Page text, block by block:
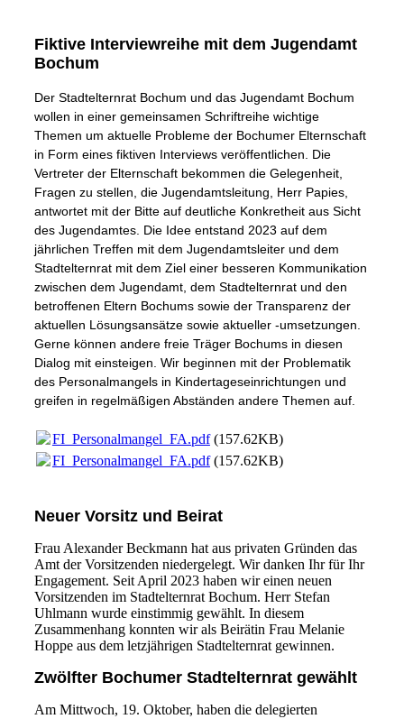
Fiktive Interviewreihe mit dem Jugendamt
Bochum
Der Stadtelternrat Bochum und das Jugendamt Bochum
wollen in einer gemeinsamen Schriftreihe wichtige
Themen um aktuelle Probleme der Bochumer Elternschaft
in Form eines fiktiven Interviews veröffentlichen. Die
Vertreter der Elternschaft bekommen die Gelegenheit,
Fragen zu stellen, die Jugendamtsleitung, Herr Papies,
antwortet mit der Bitte auf deutliche Konkretheit aus Sicht
des Jugendamtes. Die Idee entstand 2023 auf dem
jährlichen Treffen mit dem Jugendamtsleiter und dem
Stadtelternrat mit dem Ziel einer besseren Kommunikation
zwischen dem Jugendamt, dem Stadtelternrat und den
betroffenen Eltern Bochums sowie der Transparenz der
aktuellen Lösungsansätze sowie aktueller -umsetzungen.
Gerne können andere freie Träger Bochums in diesen
Dialog mit einsteigen. Wir beginnen mit der Problematik
des Personalmangels in Kindertageseinrichtungen und
greifen in regelmäßigen Abständen andere Themen auf.
FI_Personalmangel_FA.pdf(157.62KB)
FI_Personalmangel_FA.pdf(157.62KB)
Neuer Vorsitz und Beirat
Frau Alexander Beckmann hat aus privaten Gründen das
Amt der Vorsitzenden niedergelegt. Wir danken Ihr für Ihr
Engagement. Seit April 2023 haben wir einen neuen
Vorsitzenden im Stadtelternrat Bochum. Herr Stefan
Uhlmann wurde einstimmig gewählt. In diesem
Zusammenhang konnten wir als Beirätin Frau Melanie
Hoppe aus dem letzjährigen Stadtelternrat gewinnen.
Zwölfter Bochumer Stadtelternrat gewählt
Am Mittwoch, 19. Oktober, haben die delegierten